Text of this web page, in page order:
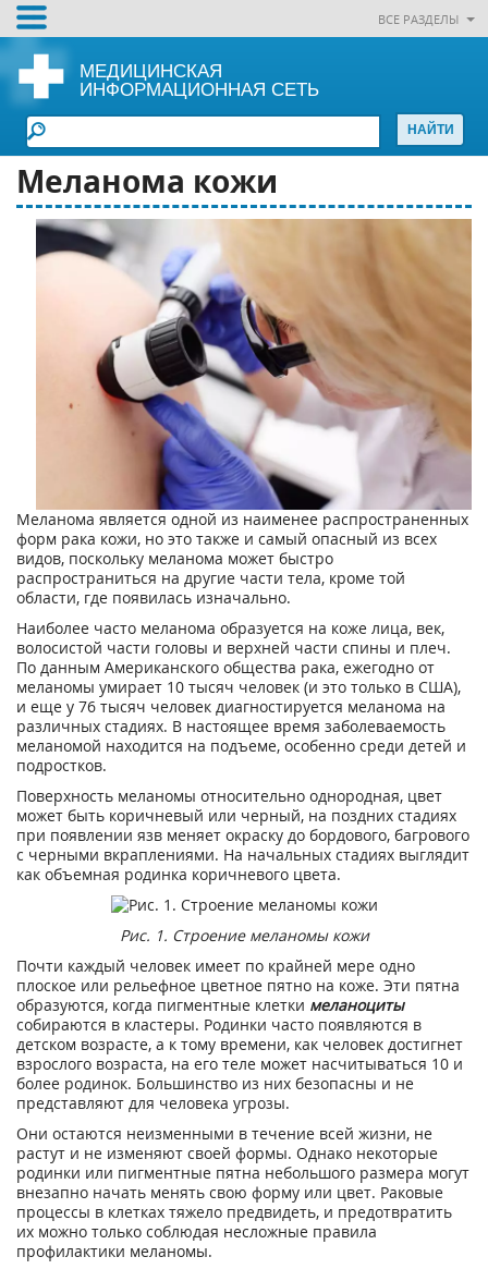
ВСЕ РАЗДЕЛЫ
МЕДИЦИНСКАЯ
ИНФОРМАЦИОННАЯ СЕТЬ
Меланома кожи
Меланома является одной из наименее распространенных
форм рака кожи, но это также и самый опасный из всех
видов, поскольку меланома может быстро
распространиться на другие части тела, кроме той
области, где появилась изначально.
Наиболее часто меланома образуется на коже лица, век,
волосистой части головы и верхней части спины и плеч.
По данным Американского общества рака, ежегодно от
меланомы умирает 10 тысяч человек (и это только в США),
и еще у 76 тысяч человек диагностируется меланома на
различных стадиях. В настоящее время заболеваемость
меланомой находится на подъеме, особенно среди детей и
подростков.
Поверхность меланомы относительно однородная, цвет
может быть коричневый или черный, на поздних стадиях
при появлении язв меняет окраску до бордового, багрового
с черными вкраплениями. На начальных стадиях выглядит
как объемная родинка коричневого цвета.
Рис. 1. Строение меланомы кожи
Почти каждый человек имеет по крайней мере одно
плоское или рельефное цветное пятно на коже. Эти пятна
образуются, когда пигментные клетки меланоциты
собираются в кластеры. Родинки часто появляются в
детском возрасте, а к тому времени, как человек достигнет
взрослого возраста, на его теле может насчитываться 10 и
более родинок. Большинство из них безопасны и не
представляют для человека угрозы.
Они остаются неизменными в течение всей жизни, не
растут и не изменяют своей формы. Однако некоторые
родинки или пигментные пятна небольшого размера могут
внезапно начать менять свою форму или цвет. Раковые
процессы в клетках тяжело предвидеть, и предотвратить
их можно только соблюдая несложные правила
профилактики меланомы.